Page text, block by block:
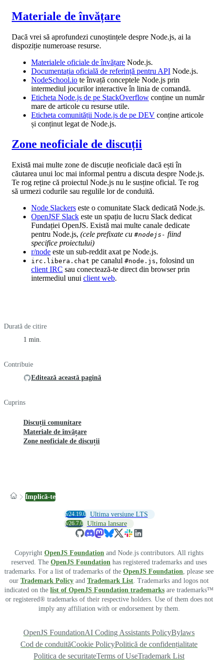
Materiale de învățare
Dacă vrei să aprofundezi cunoștințele despre Node.js, ai la
dispoziție numeroase resurse.
Materialele oficiale de învățare Node.js.
Documentația oficială de referință pentru API Node.js.
NodeSchool.io te învață conceptele Node.js prin
intermediul jocurilor interactive în linia de comandă.
Eticheta Node.js de pe StackOverflow conține un număr
mare de articole cu resurse utile.
Eticheta comunității Node.js de pe DEV conține articole
și conținut legat de Node.js.
Zone neoficiale de discuții
Există mai multe zone de discuție neoficiale dacă ești în
căutarea unui loc mai informal pentru a discuta despre Node.js.
Te rog reține că proiectul Node.js nu le susține oficial. Te rog
să urmezi codurile sau regulile lor de conduită.
Node Slackers este o comunitate Slack dedicată Node.js.
OpenJSF Slack este un spațiu de lucru Slack dedicat
Fundației OpenJS. Există mai multe canale dedicate
pentru Node.js, (cele prefixate cu #nodejs- fiind
specifice proiectului)
r/node este un sub-reddit axat pe Node.js.
irc.libera.chat pe canalul #node.js, folosind un
client IRC sau conectează-te direct din browser prin
intermediul unui client web.
Durată de citire
1 min.
Contribuie
Editează această pagină
Cuprins
Discuții comunitare
Materiale de învățare
Zone neoficiale de discuții
Implică-te
v24.19.0 Ultima versiune LTS
v26.7.0 Ultima lansare
Copyright OpenJS Foundation and Node.js contributors. All rights
reserved. The OpenJS Foundation has registered trademarks and uses
trademarks. For a list of trademarks of the OpenJS Foundation, please see
our Trademark Policy and Trademark List. Trademarks and logos not
indicated on the list of OpenJS Foundation trademarks are trademarks™
or registered® trademarks of their respective holders. Use of them does not
imply any affiliation with or endorsement by them.
OpenJS FoundationAI Coding Assistants PolicyBylaws
Cod de conduităCookie PolicyPolitică de confidențialitate
Politica de securitateTerms of UseTrademark List